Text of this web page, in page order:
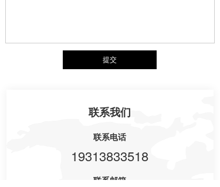
联系电话
19313833518
联系邮箱
联系我们